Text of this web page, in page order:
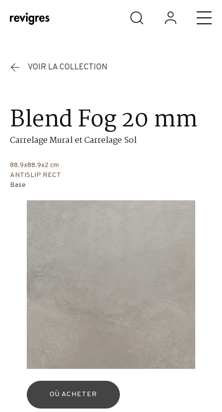
Aller au contenu principal
VOIR LA COLLECTION
Blend Fog 20 mm
Carrelage Mural et Carrelage Sol
88.9x88.9x2 cm
ANTISLIP RECT
Base
OÙ ACHETER